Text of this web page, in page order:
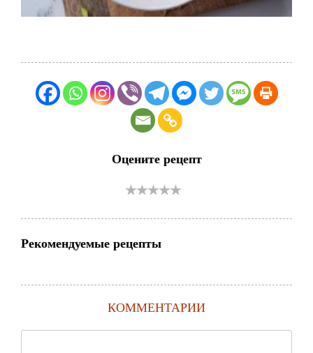
Оцените рецепт
Рекомендуемые рецепты
КОММЕНТАРИИ